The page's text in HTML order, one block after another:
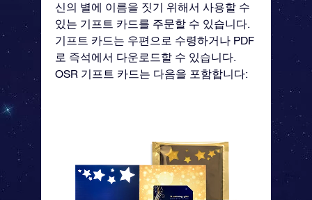
신의 별에 이름을 짓기 위해서 사용할 수
있는 기프트 카드를 주문할 수 있습니다.
기프트 카드는 우편으로 수령하거나 PDF
로 즉석에서 다운로드할 수 있습니다.
OSR 기프트 카드는 다음을 포함합니다: